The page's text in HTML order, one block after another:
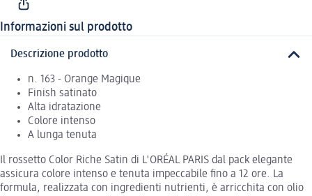
Informazioni sul prodotto
Descrizione prodotto
n. 163 - Orange Magique
Finish satinato
Alta idratazione
Colore intenso
A lunga tenuta
Il rossetto Color Riche Satin di L'ORÉAL PARIS dal pack elegante
assicura colore intenso e tenuta impeccabile fino a 12 ore. La
formula, realizzata con ingredienti nutrienti, è arricchita con olio